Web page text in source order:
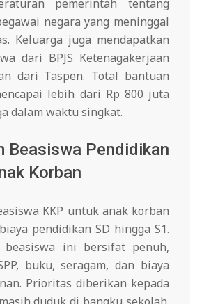
pemerintah tentang
negara yang meninggal
Keluarga juga mendapatkan
dari BPJS Ketenagakerjaan
dari Taspen. Total bantuan
lebih dari Rp 800 juta
dalam waktu singkat.
Beasiswa Pendidikan
Korban
KKP untuk anak korban
pendidikan SD hingga S1.
ini bersifat penuh,
buku, seragam, dan biaya
Prioritas diberikan kepada